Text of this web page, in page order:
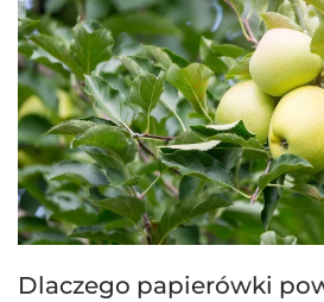
Dlaczego papierówki